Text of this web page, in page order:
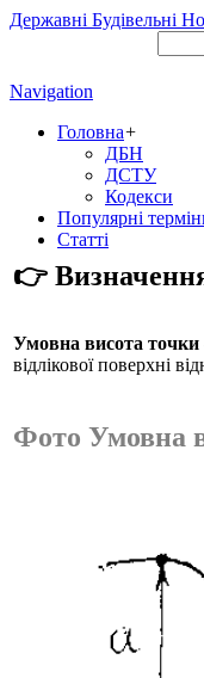
Державні Будівельні
Navigation
Головна+
ДБН
ДСТУ
Кодекси
Популярні
Статті
👉
Умовна висота точки
відлікової поверхні
Фото Умовна